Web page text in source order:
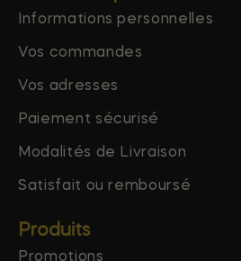
Informations personnelles
Vos commandes
Vos adresses
Paiement sécurisé
Modalités de Livraison
Satisfait ou remboursé
Produits
Promotions